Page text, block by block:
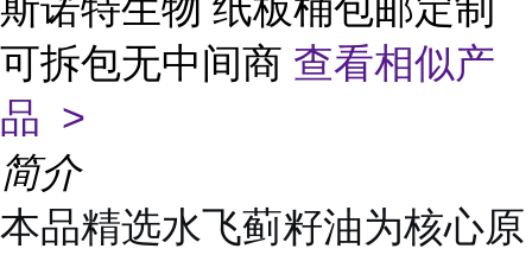
可拆包无中间商 查看相似产
品 >
简介
本品精选水飞蓟籽油为核心原